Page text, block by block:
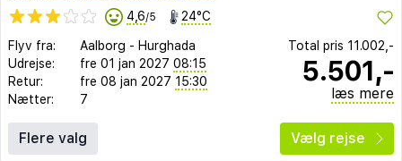
4,6/5 24°C
Flyv fra: Aalborg - Hurghada
Udrejse:
fre 01 jan 2027 08:15
Retur:
fre 08 jan 2027 15:30
Nætter:
7
Total pris 11.002,-
5.501,-
læs mere
Flere valg Vælg rejse